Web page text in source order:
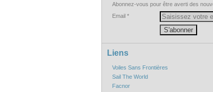
Abonnez-vous pour être averti des
Email
Liens
Voiles Sans Frontières
Sail The World
Facnor